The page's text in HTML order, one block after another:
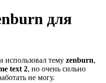
для
использовал тему zenburn,
text 2, но очень сильно
не могу.